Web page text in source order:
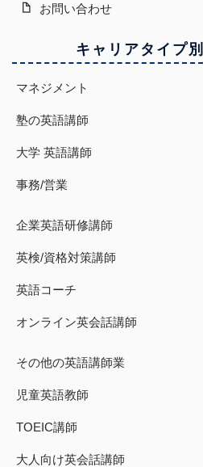
お問い合わせ
キャリアタイプ
マネジメント
塾の英語講師
大学 英語講師
事務/営業
企業英語研修講師
英検/資格対策講師
英語コーチ
オンライン英会話講師
その他の英語講師業
児童英語教師
TOEIC講師
大人向け英会話講師